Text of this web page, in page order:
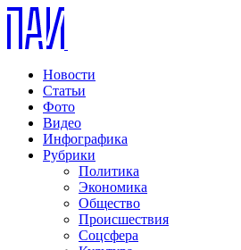
Новости
Статьи
Фото
Видео
Инфографика
Рубрики
Политика
Экономика
Общество
Происшествия
Соцсфера